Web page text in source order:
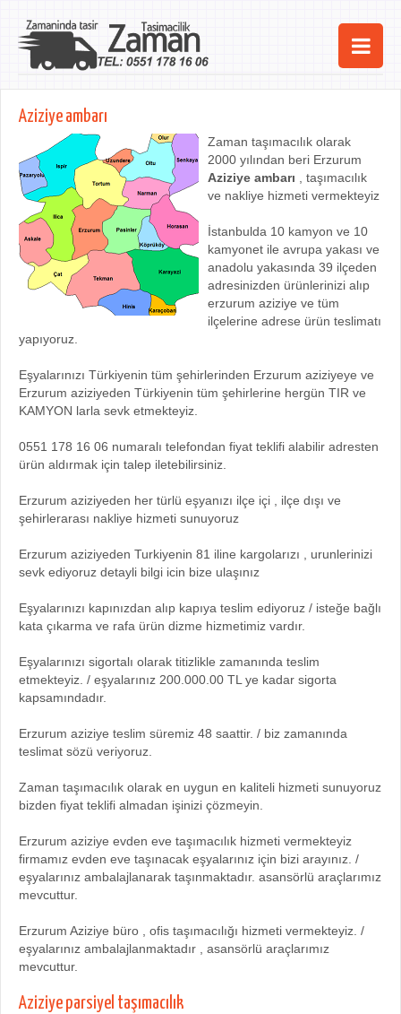
Ana Sayfa
Şehirler
Hizmetlerimiz
Kurumsal
iletişim
Aziziye ambarı
Zaman taşımacılık olarak
2000 yılından beri Erzurum
Aziziye ambarı , taşımacılık
ve nakliye hizmeti vermekteyiz
İstanbulda 10 kamyon ve 10
kamyonet ile avrupa yakası ve
anadolu yakasında 39 ilçeden
adresinizden ürünlerinizi alıp
erzurum aziziye ve tüm
ilçelerine adrese ürün teslimatı
yapıyoruz.
Eşyalarınızı Türkiyenin tüm şehirlerinden Erzurum aziziyeye ve
Erzurum aziziyeden Türkiyenin tüm şehirlerine hergün TIR ve
KAMYON larla sevk etmekteyiz.
0551 178 16 06 numaralı telefondan fiyat teklifi alabilir adresten
ürün aldırmak için talep iletebilirsiniz.
Erzurum aziziyeden her türlü eşyanızı ilçe içi , ilçe dışı ve
şehirlerarası nakliye hizmeti sunuyoruz
Erzurum aziziyeden Turkiyenin 81 iline kargolarızı , urunlerinizi
sevk ediyoruz detayli bilgi icin bize ulaşınız
Eşyalarınızı kapınızdan alıp kapıya teslim ediyoruz / isteğe bağlı
kata çıkarma ve rafa ürün dizme hizmetimiz vardır.
Eşyalarınızı sigortalı olarak titizlikle zamanında teslim
etmekteyiz. / eşyalarınız 200.000.00 TL ye kadar sigorta
kapsamındadır.
Erzurum aziziye teslim süremiz 48 saattir. / biz zamanında
teslimat sözü veriyoruz.
Zaman taşımacılık olarak en uygun en kaliteli hizmeti sunuyoruz
bizden fiyat teklifi almadan işinizi çözmeyin.
Erzurum aziziye evden eve taşımacılık hizmeti vermekteyiz
firmamız evden eve taşınacak eşyalarınız için bizi arayınız. /
eşyalarınız ambalajlanarak taşınmaktadır. asansörlü araçlarımız
mevcuttur.
Erzurum Aziziye büro , ofis taşımacılığı hizmeti vermekteyiz. /
eşyalarınız ambalajlanmaktadır , asansörlü araçlarımız
mevcuttur.
Aziziye parsiyel taşımacılık